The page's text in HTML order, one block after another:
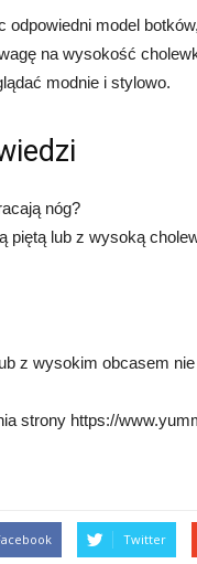
odpowiedni model
na wysokość
modnie i stylowo.
nóg?
piętą lub z wysoką
z wysokim obcasem
strony https://
Twitter